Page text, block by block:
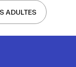
ADULTES